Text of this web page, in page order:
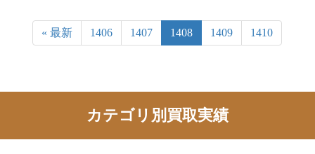
« 最新 1406 1407 1408 1409 1410
カテゴリ別買取実績